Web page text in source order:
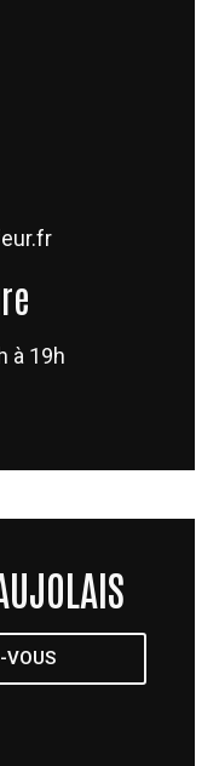
à 19h
VOUS